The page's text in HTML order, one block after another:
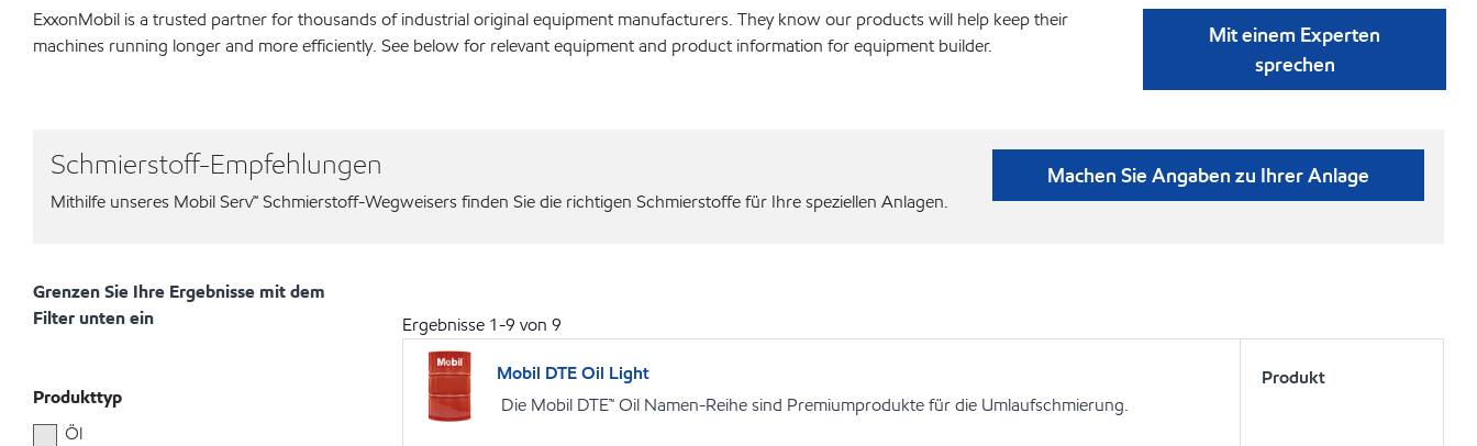
ExxonMobil is a trusted partner for thousands of industrial original equipment manufacturers. They know our products will help keep their
machines running longer and more efficiently. See below for relevant equipment and product information for equipment builder.
Mit einem Experten
sprechen
Schmierstoff-Empfehlungen
Mithilfe unseres Mobil Serv℠ Schmierstoff-Wegweisers finden Sie die richtigen Schmierstoffe für Ihre speziellen Anlagen.
Machen Sie Angaben zu Ihrer Anlage
Grenzen Sie Ihre Ergebnisse mit dem
Filter unten ein
Produkttyp
Öl
Ergebnisse 1-9 von 9
Mobil DTE Oil Light
Die Mobil DTE™ Oil Namen-Reihe sind Premiumprodukte für die Umlaufschmierung.
Produkt